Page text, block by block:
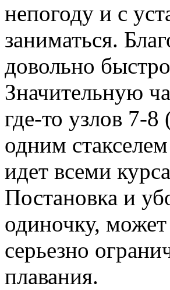
непогоду и с
заниматься.
довольно
Значительную
где-то узлов 7-
одним
идет всеми
Постановка и
одиночку,
серьезно
плавания.